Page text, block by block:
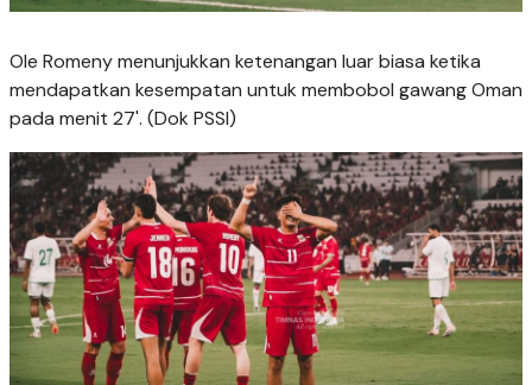
Ole Romeny menunjukkan ketenangan luar biasa ketika
mendapatkan kesempatan untuk membobol gawang Oman
pada menit 27'. (Dok PSSI)